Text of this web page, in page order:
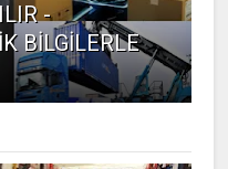
-
BİLGİLERLE